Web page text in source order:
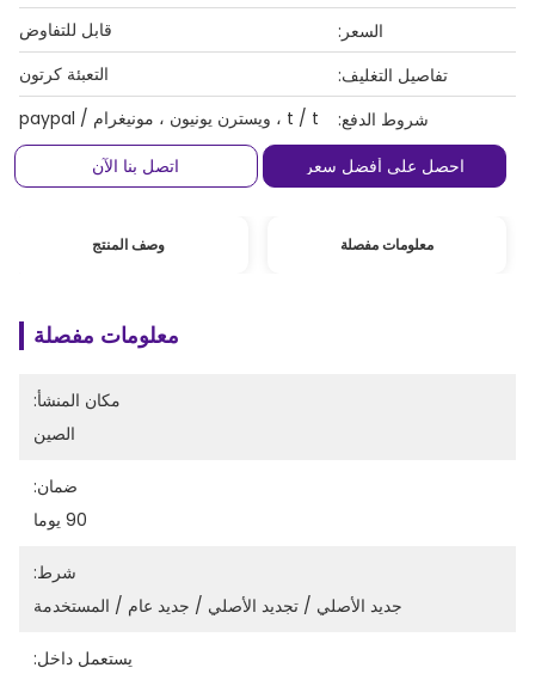
السعر:
قابل للتفاوض
تفاصيل التغليف:
التعبئة كرتون
شروط الدفع:
t / t ، ويسترن يونيون ، مونيغرام / paypal
احصل على أفضل سعر
اتصل بنا الآن
معلومات مفصلة وصف المنتج
معلومات مفصلة
مكان المنشأ:
الصين
ضمان:
90 يوما
شرط:
جديد الأصلي / تجديد الأصلي / جديد عام / المستخدمة
يستعمل داخل: